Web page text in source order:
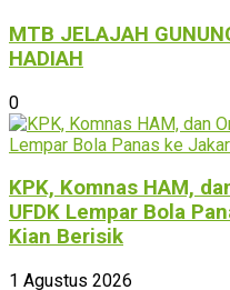
MTB JELAJAH
HADIAH
0
KPK, Komnas HAM,
UFDK Lempar Bola
Kian Berisik
1 Agustus 2026